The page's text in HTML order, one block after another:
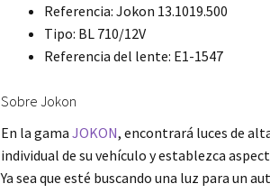
Referencia: Jokon 13.1019.500
Tipo: BL 710/12V
Referencia del lente: E1-1547
Sobre Jokon
En la gamaJOKON, encontrará luces de
individual de su vehículo y establezca
Ya sea que esté buscando una luz para un